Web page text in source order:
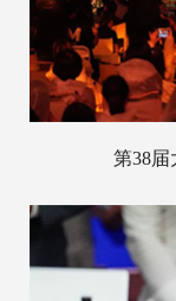
第38届